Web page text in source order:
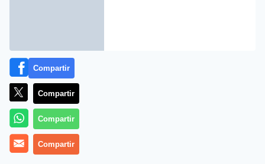
Compartir
Compartir
Compartir
Compartir